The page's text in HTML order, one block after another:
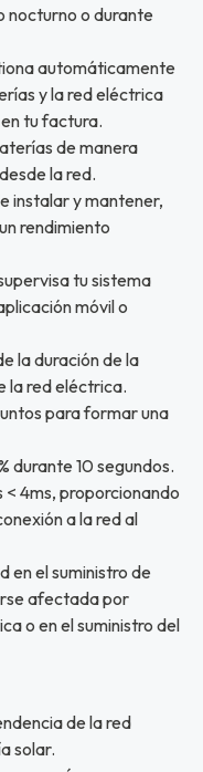
nocturno o durante
automáticamente
y la red eléctrica
tu factura.
de manera
la red.
instalar y mantener,
rendimiento
tu sistema
móvil o
la duración de la
la red eléctrica.
para formar una
durante 10 segundos.
4ms, proporcionando
a la red al
en el suministro de
afectada por
o en el suministro del
de la red
solar.